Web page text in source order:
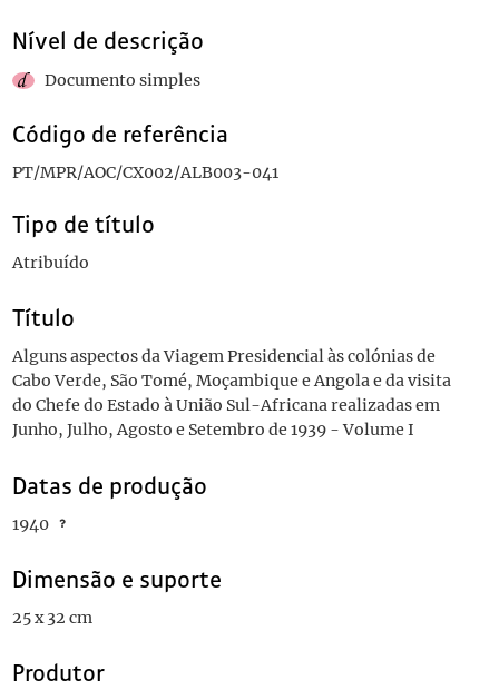
Nível de descrição
Documento simples
Código de referência
PT/MPR/AOC/CX002/ALB003-041
Tipo de título
Atribuído
Título
Alguns aspectos da Viagem Presidencial às colónias de
Cabo Verde, São Tomé, Moçambique e Angola e da visita
do Chefe do Estado à União Sul-Africana realizadas em
Junho, Julho, Agosto e Setembro de 1939 - Volume I
Datas de produção
1940
Dimensão e suporte
25 x 32 cm
Produtor